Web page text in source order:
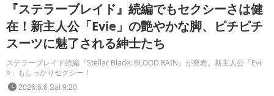
『ステラーブレイド』続編でもセクシーさは健
在！新主人公「Evie」の艶やかな脚、ピチピチ
スーツに魅了される紳士たち
ステラーブレイド続編『Stellar Blade: BLOOD RAIN』が発表。新主人公「Evi
e」もしっかりセクシー！
2026.6.6 Sat 9:20